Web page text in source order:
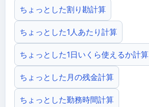
ちょっとした割り勘計算
ちょっとした1人あたり計算
ちょっとした1日いくら使えるか計算
ちょっとした月の残金計算
ちょっとした勤務時間計算